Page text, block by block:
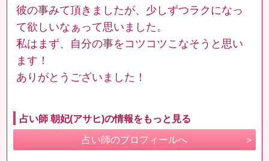
彼の事みて頂きましたが、少しずつラクになっ
て欲しいなぁって思いました。
私はまず、自分の事をコツコツこなそうと思い
ます！
ありがとうございました！
占い師 朝妃(アサヒ)の情報をもっと見る
占い師のプロフィールへ